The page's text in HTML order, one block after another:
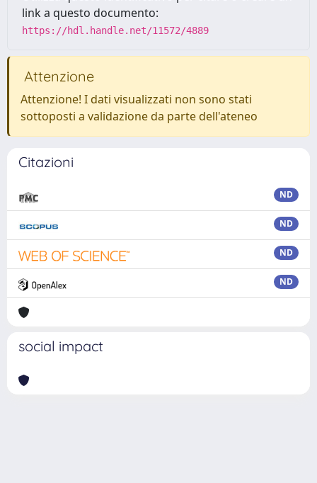
link a questo documento:
https://hdl.handle.net/11572/4889
Attenzione
Attenzione! I dati visualizzati non sono stati
sottoposti a validazione da parte dell'ateneo
Citazioni
ND
ND
ND
ND
social impact